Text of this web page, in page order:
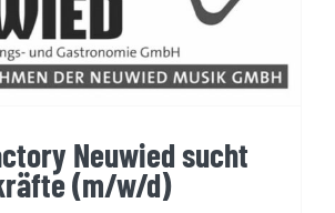
(m/w/d)
Neuwied sucht
(m/w/d)